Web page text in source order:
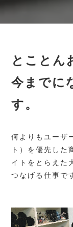
とことん
今までに
す。
何よりもユーザ
ト）を優先した
イトをとらえた
つなげる仕事で